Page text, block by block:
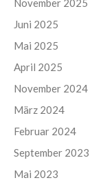
November 2025
Juni 2025
Mai 2025
April 2025
November 2024
März 2024
Februar 2024
September 2023
Mai 2023